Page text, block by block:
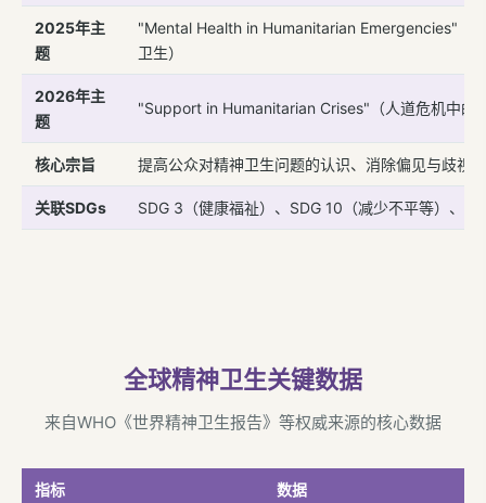
2025年主
题
"Mental Health in Humanitarian Emergencies"（
卫生）
2026年主
题
"Support in Humanitarian Crises"（人道危机中的
核心宗旨 提高公众对精神卫生问题的认识、消除偏见与歧视
关联SDGs SDG 3（健康福祉）、SDG 10（减少不平等）、
全球精神卫生关键数据
来自WHO《世界精神卫生报告》等权威来源的核心数据
指标 数据